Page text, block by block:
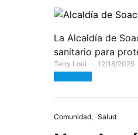
La Alcaldía de
sanitario para
Terry Loui 12/18/2025
Comunidad Salud